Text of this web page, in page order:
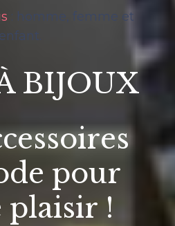
: homme, femme et
enfant.
BIJOUX
pour
plaisir !